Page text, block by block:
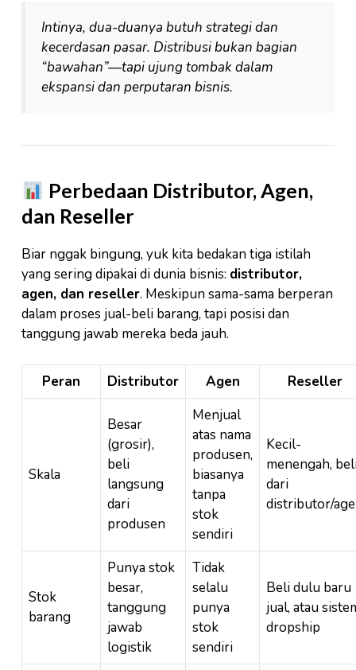
Intinya, dua-duanya butuh strategi dan
kecerdasan pasar. Distribusi bukan bagian
“bawahan”—tapi ujung tombak dalam
ekspansi dan perputaran bisnis.
Perbedaan Distributor, Agen,
dan Reseller
Biar nggak bingung, yuk kita bedakan tiga istilah
yang sering dipakai di dunia bisnis: distributor,
agen, dan reseller. Meskipun sama-sama berperan
dalam proses jual-beli barang, tapi posisi dan
tanggung jawab mereka beda jauh.
Peran Distributor Agen Reseller
Skala
Besar
(grosir),
beli
langsung
dari
produsen
Menjual
atas nama
produsen,
biasanya
tanpa
stok
sendiri
Kecil-
menengah,
dari
distributor/
Stok
barang
Punya stok
besar,
tanggung
jawab
logistik
Tidak
selalu
punya
stok
sendiri
Beli dulu baru
jual, atau
dropship